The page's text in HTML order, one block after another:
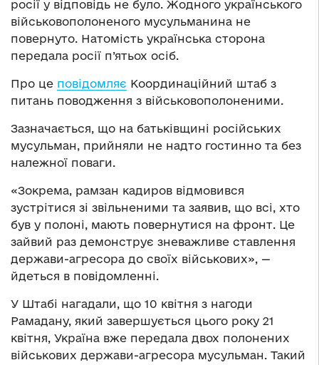
росії у відповідь не було. Жодного українського
військовополоненого мусульманина не
повернуто. Натомість українська сторона
передала росії п’ятьох осіб.
Про це повідомляє Координаційний штаб з
питань поводження з військовополоненими.
Зазначається, що на батьківщині російських
мусульман, прийняли не надто гостинно та без
належної поваги.
«Зокрема, рамзан кадиров відмовився
зустрітися зі звільненими та заявив, що всі, хто
був у полоні, мають повернутися на фронт. Це
зайвий раз демонструє зневажливе ставлення
держави-агресора до своїх військових», —
йдеться в повідомленні.
У Штабі нагадали, що 10 квітня з нагоди
Рамадану, який завершується цього року 21
квітня, Україна вже передала двох полонених
військових держави-агресора мусульман. Такий